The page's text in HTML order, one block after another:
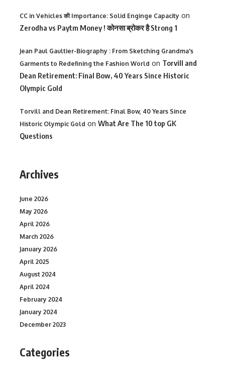
CC in Vehicles की Importance: Solid Enginge Capacity on
Zerodha vs Paytm Money ! कोनसा ब्रोकर है Strong 1
Jean Paul Gaultier-Biography : From Sketching Grandma's
Garments to Redefining the Fashion World on Torvill and
Dean Retirement: Final Bow, 40 Years Since Historic
Olympic Gold
Torvill and Dean Retirement: Final Bow, 40 Years Since
Historic Olympic Gold on What Are The 10 top GK
Questions
Archives
June 2026
May 2026
April 2026
March 2026
January 2026
April 2025
August 2024
April 2024
February 2024
January 2024
December 2023
Categories